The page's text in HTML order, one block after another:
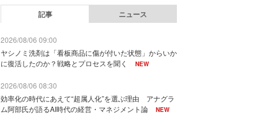
記事 ニュース
2026/08/06 09:00
ヤシノミ洗剤は「看板商品に傷が付いた状態」からいか
に復活したのか？戦略とプロセスを聞く
NEW
2026/08/06 08:30
効率化の時代にあえて“超属人化”を選ぶ理由 アナグラ
ム阿部氏が語るAI時代の経営・マネジメント論
NEW